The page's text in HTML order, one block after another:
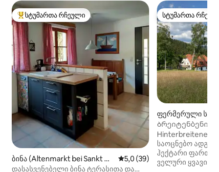
სტუმართა რჩეული მოწინავე ვარიანტი
სტუმართა რჩეული
ბინა (Altenmarkt bei Sankt Ga
llen)
საშუალო შეფასებაა 5‑დან
5,0 (39)
დასასვენებელი ბინა ტერასითა და
სტუმართა
სტუმართა
ფერმერული
ი (Lunz am See)
Ბრეიტენბენის
ბუნება, ტბა და
საოცნებო
ჰექტარი
ველური